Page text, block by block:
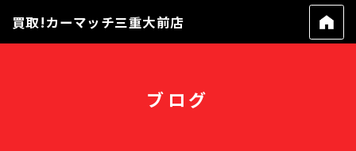
買取!カーマッチ三重大前店
ブログ